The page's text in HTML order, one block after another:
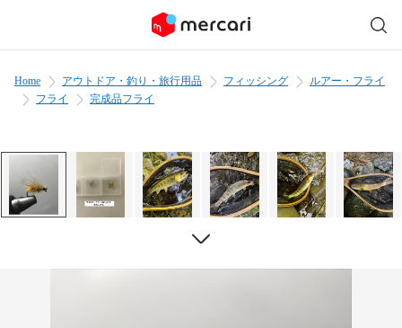
Home アウトドア・釣り・旅行用品 フィッシング
ルアー・フライ
フライ
完成品フライ